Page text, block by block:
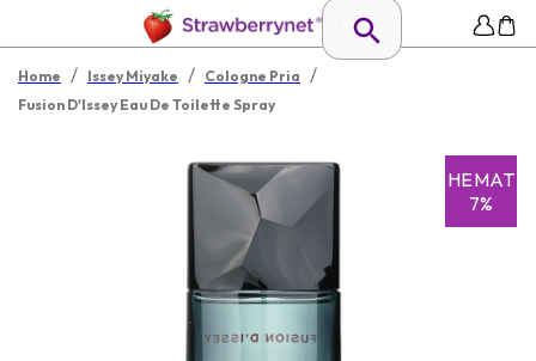
Home / Issey Miyake / Cologne Pria /
Fusion D'Issey Eau De Toilette Spray
HEMAT
7%